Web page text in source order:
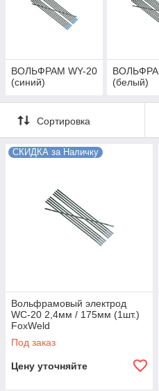
ВОЛЬФРАМ WY-20
(синий)
(белый)
Сортировка
СКИДКА за Наличку
Вольфрамовый электрод
WC-20 2,4мм / 175мм (1шт.)
FoxWeld
Под заказ
Цену уточняйте